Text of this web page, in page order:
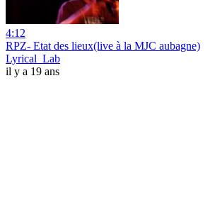
4:12
RPZ- Etat des lieux(live à la MJC aubagne)
Lyrical_Lab
il y a 19 ans